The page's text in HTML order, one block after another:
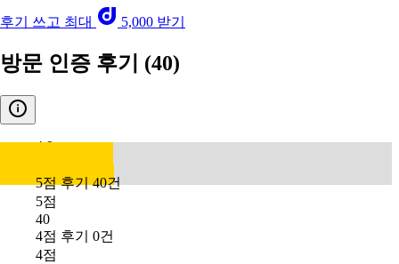
후기 쓰고 최대 5,000 받기
방문 인증 후기 (40)
4.9
5점 후기 40건
5점
40
4점 후기 0건
4점